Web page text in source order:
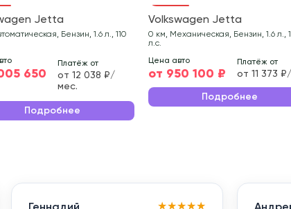
Jetta
Бензин, 1.6 л., 110
650
Платёж от
от 12 038 ₽/
мес.
Подробнее
Volkswagen Jetta
0 км, Механическая, Бензин, 1.6 л.,
л.с.
Цена авто
от 950 100 ₽
Платёж от
от 11 373
Подробнее
★★★★★